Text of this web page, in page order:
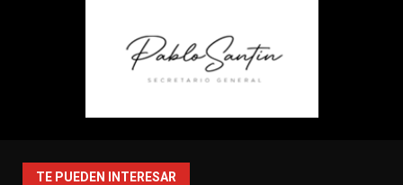
TE PUEDEN INTERESAR